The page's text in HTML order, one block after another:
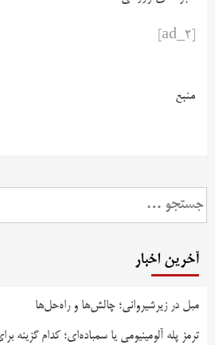
منبع
آخرین اخبار
مبل در زیرشیروانی؛ چالش‌ها و راه‌حل‌ها
ترمز پله آلومینیومی یا سمباده‌ای؛ کدام گزینه